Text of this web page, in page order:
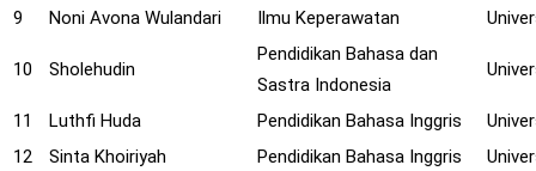
9
Noni Avona Wulandari Ilmu Keperawatan
10 Sholehudin
Pendidikan Bahasa dan
Sastra Indonesia
11 Luthfi Huda Pendidikan Bahasa Inggris
12
Sinta Khoiriyah Pendidikan Bahasa Inggris